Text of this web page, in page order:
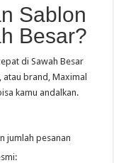
Sablon
Besar?
di Sawah Besar
brand, Maximal
kamu andalkan.
jumlah pesanan